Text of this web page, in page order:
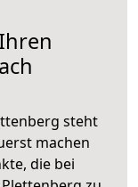
steht
machen
die bei